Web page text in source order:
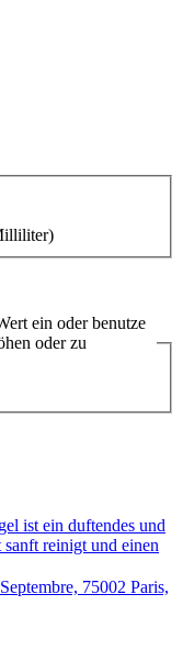
ein oder benutze
oder zu
ist ein duftendes und
reinigt und einen
75002 Paris,